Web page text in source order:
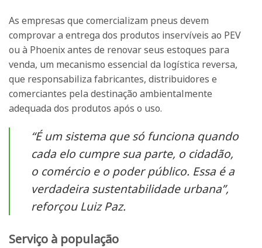
As empresas que comercializam pneus devem
comprovar a entrega dos produtos inservíveis ao PEV
ou à Phoenix antes de renovar seus estoques para
venda, um mecanismo essencial da logística reversa,
que responsabiliza fabricantes, distribuidores e
comerciantes pela destinação ambientalmente
adequada dos produtos após o uso.
“É um sistema que só funciona quando
cada elo cumpre sua parte, o cidadão,
o comércio e o poder público. Essa é a
verdadeira sustentabilidade urbana”,
reforçou Luiz Paz.
Serviço à população